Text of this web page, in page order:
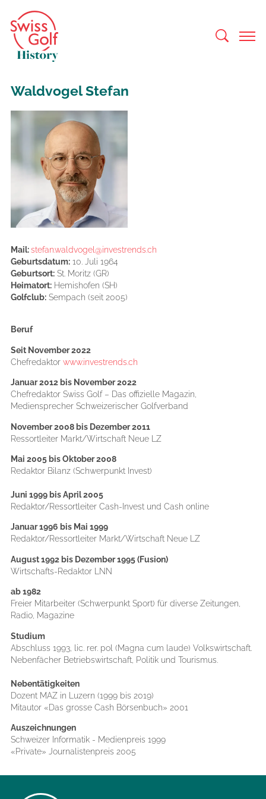
Waldvogel Stefan
Mail:stefan.waldvogel
investrends.ch
Geburtsdatum: 10. Juli 1964
Geburtsort: St. Moritz (GR)
Heimatort: Hemishofen (SH)
Golfclub: Sempach (seit 2005)
Beruf
Seit November 2022
Chefredaktor www.investrends.ch
Januar 2012 bis November 2022
Chefredaktor Swiss Golf – Das offizielle Magazin,
Mediensprecher Schweizerischer Golfverband
November 2008 bis Dezember 2011
Ressortleiter Markt/Wirtschaft Neue LZ
Mai 2005 bis Oktober 2008
Redaktor Bilanz (Schwerpunkt Invest)
Juni 1999 bis April 2005
Redaktor/Ressortleiter Cash-Invest und Cash online
Januar 1996 bis Mai 1999
Redaktor/Ressortleiter Markt/Wirtschaft Neue LZ
August 1992 bis Dezember 1995 (Fusion)
Wirtschafts-Redaktor LNN
ab 1982
Freier Mitarbeiter (Schwerpunkt Sport) für diverse Zeitungen,
Radio, Magazine
Studium
Abschluss 1993, lic. rer. pol (Magna cum laude) Volkswirtschaft.
Nebenfächer Betriebswirtschaft, Politik und Tourismus.
Nebentätigkeiten
Dozent MAZ in Luzern (1999 bis 2019)
Mitautor «Das grosse Cash Börsenbuch» 2001
Auszeichnungen
Schweizer Informatik - Medienpreis 1999
«Private» Journalistenpreis 2005